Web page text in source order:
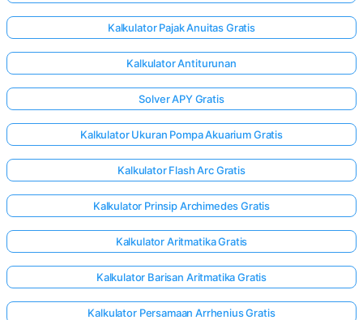
Kalkulator Pajak Anuitas Gratis
Kalkulator Antiturunan
Solver APY Gratis
Kalkulator Ukuran Pompa Akuarium Gratis
Kalkulator Flash Arc Gratis
Kalkulator Prinsip Archimedes Gratis
Kalkulator Aritmatika Gratis
Kalkulator Barisan Aritmatika Gratis
Kalkulator Persamaan Arrhenius Gratis